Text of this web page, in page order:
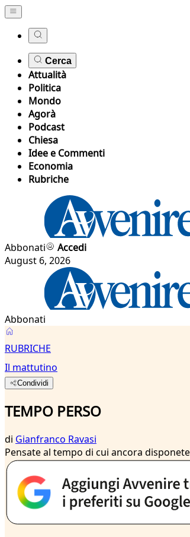
Cerca
Attualità
Politica
Mondo
Agorà
Podcast
Chiesa
Idee e Commenti
Economia
Rubriche
Abbonati
Accedi
August 6, 2026
Abbonati
RUBRICHE
Il mattutino
Condividi
TEMPO PERSO
di Gianfranco Ravasi
Pensate al tempo di cui ancora